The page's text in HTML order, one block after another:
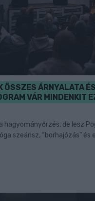
ÖSSZES ÁRNYALATA
VÁR MINDENKIT
hagyományőrzés, de lesz
szeánsz, “borhajózás” és